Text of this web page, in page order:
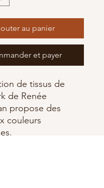
au panier
et payer
de tissus de
de Renée
propose des
couleurs